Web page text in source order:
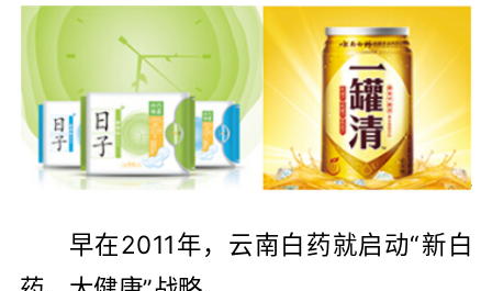
早在2011年，云南白药就启动“新白